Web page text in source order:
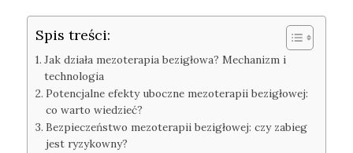
Spis treści:
Jak działa mezoterapia bezigłowa? Mechanizm i
technologia
Potencjalne efekty uboczne mezoterapii bezigłowej:
co warto wiedzieć?
Bezpieczeństwo mezoterapii bezigłowej: czy zabieg
jest ryzykowny?